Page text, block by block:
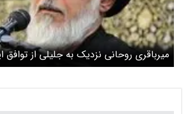
میرباقری روحانی نزدیک به جلیلی از توافق
حمایت کرد + عکس